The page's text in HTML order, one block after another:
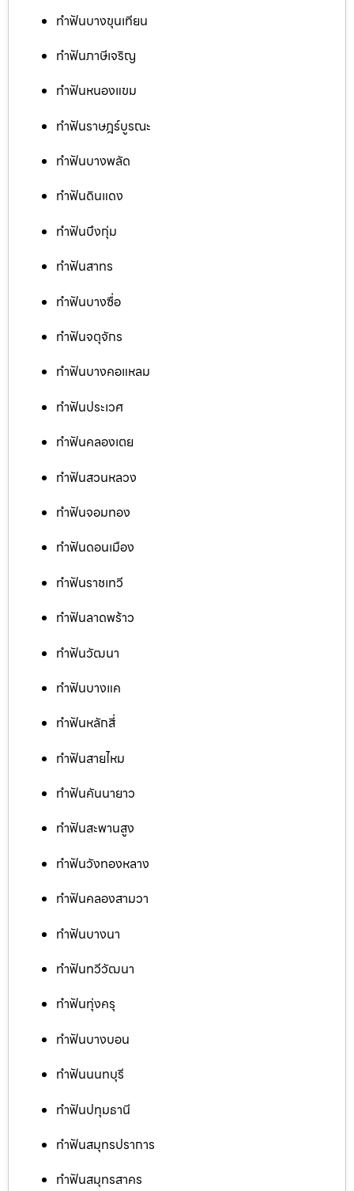
ทำฟันบางขุนเทียน
ทำฟันภาษีเจริญ
ทำฟันหนองแขม
ทำฟันราษฎร์บูรณะ
ทำฟันบางพลัด
ทำฟันดินแดง
ทำฟันบึงกุ่ม
ทำฟันสาทร
ทำฟันบางซื่อ
ทำฟันจตุจักร
ทำฟันบางคอแหลม
ทำฟันประเวศ
ทำฟันคลองเตย
ทำฟันสวนหลวง
ทำฟันจอมทอง
ทำฟันดอนเมือง
ทำฟันราชเทวี
ทำฟันลาดพร้าว
ทำฟันวัฒนา
ทำฟันบางแค
ทำฟันหลักสี่
ทำฟันสายไหม
ทำฟันคันนายาว
ทำฟันสะพานสูง
ทำฟันวังทองหลาง
ทำฟันคลองสามวา
ทำฟันบางนา
ทำฟันทวีวัฒนา
ทำฟันทุ่งครุ
ทำฟันบางบอน
ทำฟันนนทบุรี
ทำฟันปทุมธานี
ทำฟันสมุทรปราการ
ทำฟันสมุทรสาคร